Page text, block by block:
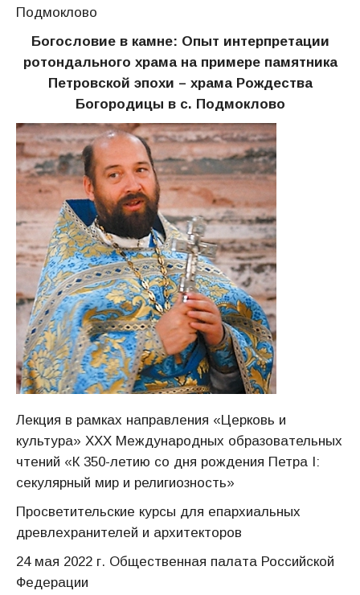
Подмоклово
Богословие в камне: Опыт интерпретации
ротондального храма на примере памятника
Петровской эпохи – храма Рождества
Богородицы в с. Подмоклово
Лекция в рамках направления «Церковь и
культура» ХХХ Международных образовательных
чтений «К 350-летию со дня рождения Петра I:
секулярный мир и религиозность»
Просветительские курсы для епархиальных
древлехранителей и архитекторов
24 мая 2022 г. Общественная палата Российской
Федерации